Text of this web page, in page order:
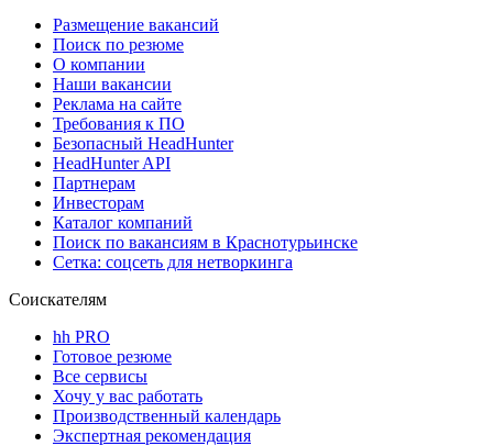
Размещение вакансий
Поиск по резюме
О компании
Наши вакансии
Реклама на сайте
Требования к ПО
Безопасный HeadHunter
HeadHunter API
Партнерам
Инвесторам
Каталог компаний
Поиск по вакансиям в Краснотурьинске
Сетка: соцсеть для нетворкинга
Соискателям
hh PRO
Готовое резюме
Все сервисы
Хочу у вас работать
Производственный календарь
Экспертная рекомендация